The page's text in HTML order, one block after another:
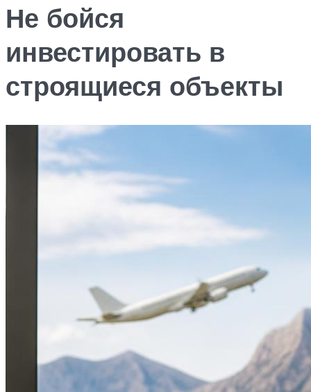
Не бойся
инвестировать в
строящиеся объекты